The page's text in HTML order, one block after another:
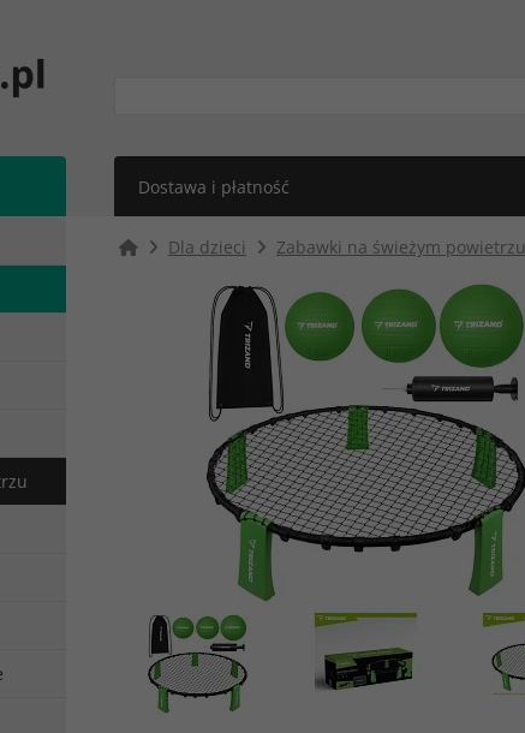
Dostawa i płatność
Dla dzieci Zabawki na świeżym powietrzu